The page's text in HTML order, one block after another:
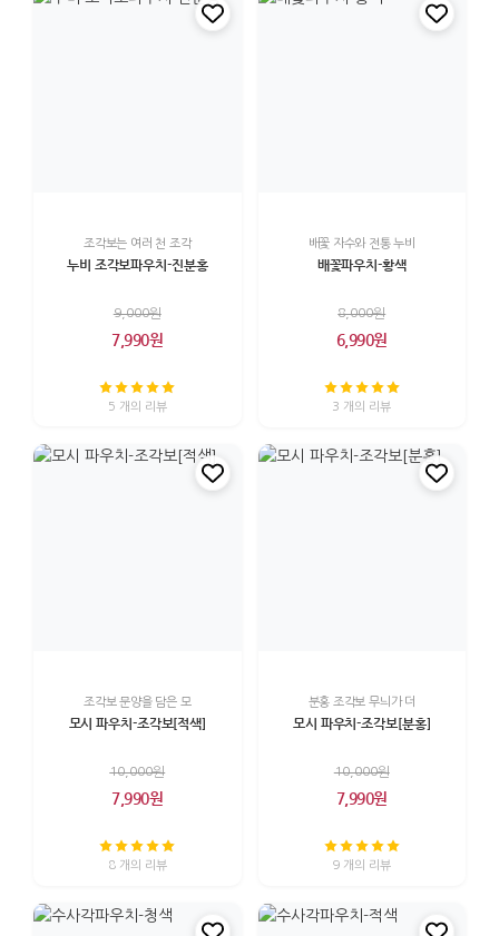
조각보는 여러 천 조각
누비 조각보파우치-진분홍
9,000원
7,990원
5 개의 리뷰
배꽃 자수와 전통 누비
배꽃파우치-황색
8,000원
6,990원
3 개의 리뷰
조각보 문양을 담은 모
모시 파우치-조각보[적색]
10,000원
7,990원
8 개의 리뷰
분홍 조각보 무늬가 더
모시 파우치-조각보[분홍]
10,000원
7,990원
9 개의 리뷰